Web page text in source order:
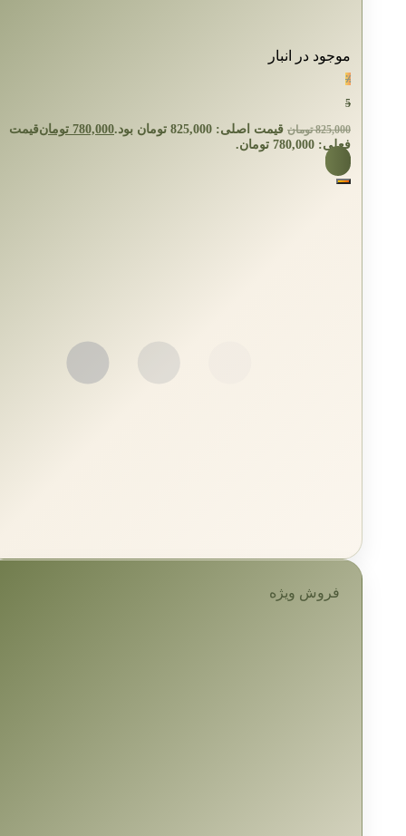
موجود در انبار
825,000 تومان قیمت اصلی: 825,000 تومان بود. 780,000 تومانقیمت
فعلی: 780,000 تومان.
فروش ویژه